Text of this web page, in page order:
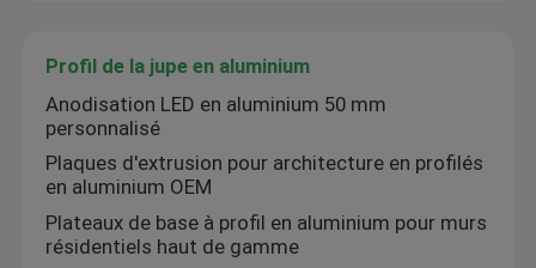
nouvelles
Demande de soumission
Profil de la jupe en aluminium
Anodisation LED en aluminium 50 mm
personnalisé
Plaques d'extrusion pour architecture en profilés
en aluminium OEM
Plateaux de base à profil en aluminium pour murs
résidentiels haut de gamme